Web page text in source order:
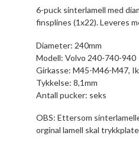
6-puck sinterlamell med
finsplines (1x22). Leveres
Diameter: 240mm
Modell: Volvo 240-740-940
Girkasse: M45-M46-M47,
Tykkelse: 8,1mm
Antall pucker: seks
OBS: Ettersom
orginal lamell skal